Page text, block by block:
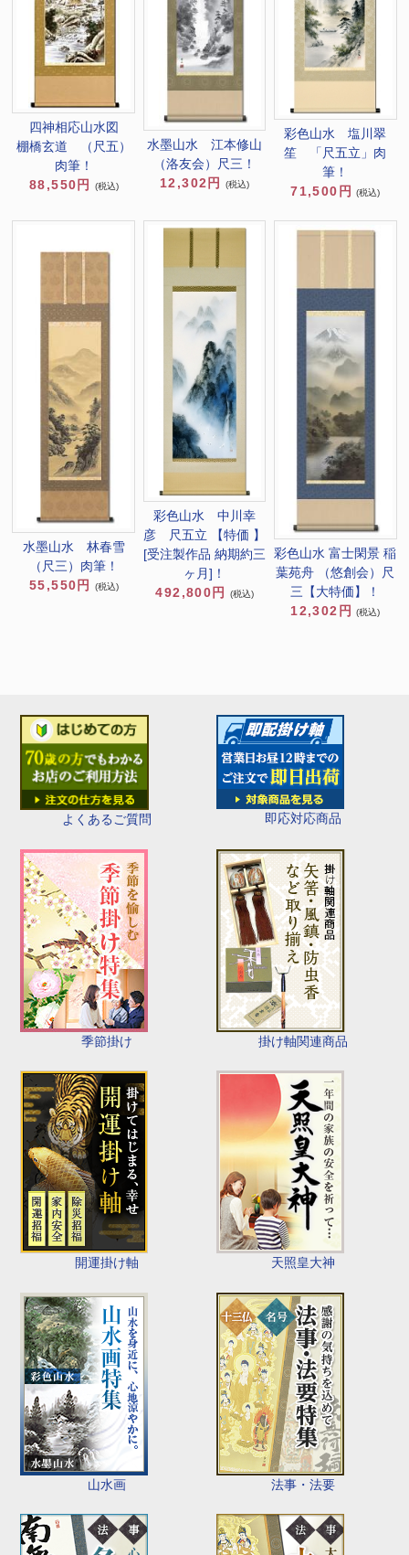
よくあるご質問 即応対応商品
季節掛け 掛け軸関連商品
開運掛け軸 天照皇大神
山水画 法事・法要
四神相応山水図
棚橋玄道 （尺五）
肉筆！
88,550円
(税込)
水墨山水 江本修山
（洛友会）尺三！
12,302円
(税込)
彩色山水 塩川翠
笙 「尺五立」肉
筆！
71,500円 (税込)
水墨山水 林春雪
（尺三）肉筆！
55,550円
(税込)
彩色山水 中川幸
彦 尺五立 【特価 】
[受注製作品 納期約三
ヶ月]！
492,800円
(税込)
彩色山水 富士閑景 稲
葉苑舟 （悠創会）尺
三【大特価】！
12,302円
(税込)